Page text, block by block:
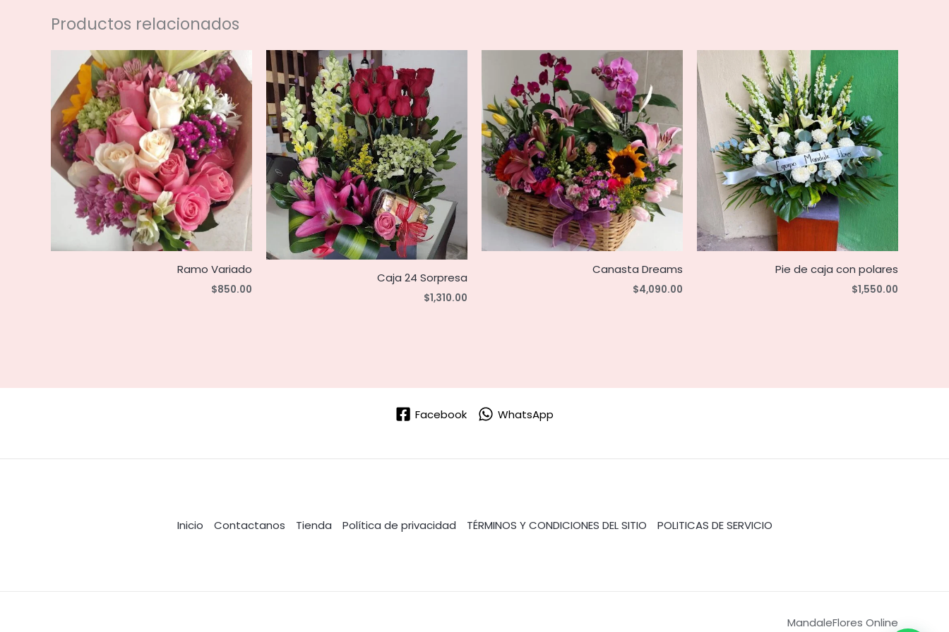
Productos relacionados
Ramo Variado
$850.00
Caja 24 Sorpresa
$1,310.00
Canasta Dreams
$4,090.00
Pie de caja con polares
$1,550.00
Facebook WhatsApp
Inicio Contactanos Tienda Política de privacidad TÉRMINOS Y CONDICIONES DEL SITIO POLITICAS DE SERVICIO
MandaleFlores Online